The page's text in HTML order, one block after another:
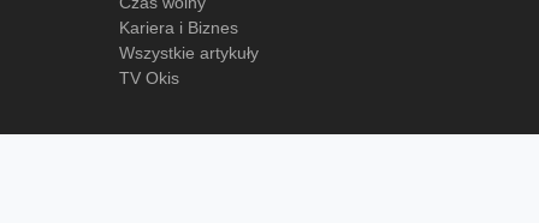
Kariera i Biznes
Wszystkie artykuły
TV Okis